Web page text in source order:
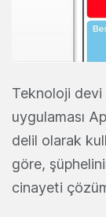
Teknoloji devi
uygulaması
delil olarak
göre,
cinayeti